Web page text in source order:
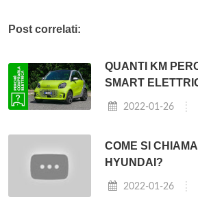
Post correlati:
QUANTI KM
SMART
2022-01-26
COME SI
HYUNDAI?
2022-01-26